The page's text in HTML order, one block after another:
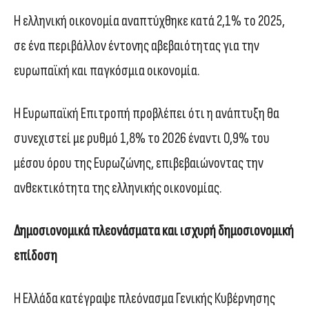
Η ελληνική οικονομία αναπτύχθηκε κατά 2,1% το 2025,
σε ένα περιβάλλον έντονης αβεβαιότητας για την
ευρωπαϊκή και παγκόσμια οικονομία.
Η Ευρωπαϊκή Επιτροπή προβλέπει ότι η ανάπτυξη θα
συνεχιστεί με ρυθμό 1,8% το 2026 έναντι 0,9% του
μέσου όρου της Ευρωζώνης, επιβεβαιώνοντας την
ανθεκτικότητα της ελληνικής οικονομίας.
Δημοσιονομικά πλεονάσματα και ισχυρή δημοσιονομική
επίδοση
Η Ελλάδα κατέγραψε πλεόνασμα Γενικής Κυβέρνησης